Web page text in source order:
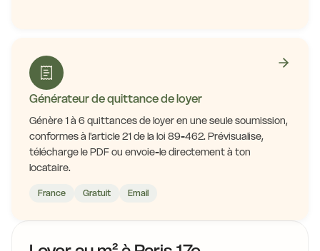
Générateur de quittance de loyer
Génère 1 à 6 quittances de loyer en une seule soumission,
conformes à l'article 21 de la loi 89-462. Prévisualise,
télécharge le PDF ou envoie-le directement à ton
locataire.
France Gratuit Email